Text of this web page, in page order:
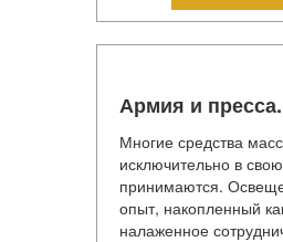
Армия и
Многие средства
исключительно в
принимаются.
опыт, накопленный
налаженное